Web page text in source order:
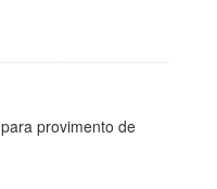
provimento de